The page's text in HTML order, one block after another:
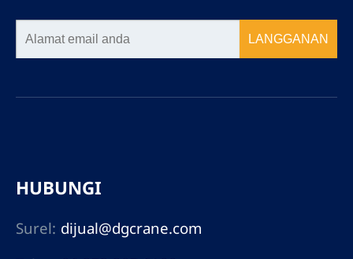
LANGGANAN
HUBUNGI
Surel: dijual@dgcrane.com